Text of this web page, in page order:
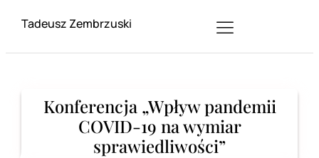
Tadeusz Zembrzuski
Konferencja „Wpływ pandemii
COVID-19 na wymiar
sprawiedliwości”